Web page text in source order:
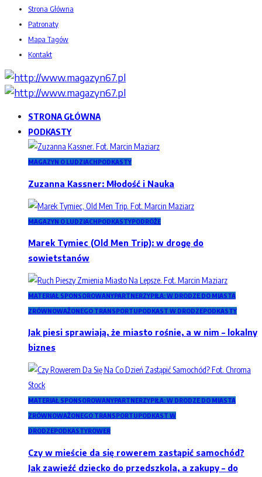
Strona Główna
Patronaty
Mapa Tagów
Kontakt
STRONA GŁÓWNA
PODKASTY
MAGAZYN O LUDZIACHPODKASTY
Zuzanna Kassner: Młodość i Nauka
MAGAZYN O LUDZIACHPODKASTYPODRÓŻE
Marek Tymiec (Old Men Trip): w drogę do
sowietstanów
MATERIAŁ SPONSOROWANYPARTNERZYPIŁA: W DRODZE DO MIASTA
ZRÓWNOWAŻONEGO TRANSPORTUPODKAST W DRODZEPODKASTY
Jak piesi sprawiają, że miasto rośnie, a w nim – lokalny
biznes
MATERIAŁ SPONSOROWANYPARTNERZYPIŁA: W DRODZE DO MIASTA
ZRÓWNOWAŻONEGO TRANSPORTUPODKAST W
DRODZEPODKASTYROWER
Czy w mieście da się rowerem zastąpić samochód?
Jak zawieźć dziecko do przedszkola, a zakupy – do